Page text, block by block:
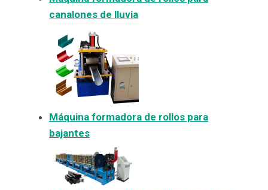
canalones de lluvia
Máquina formadora de rollos para
bajantes